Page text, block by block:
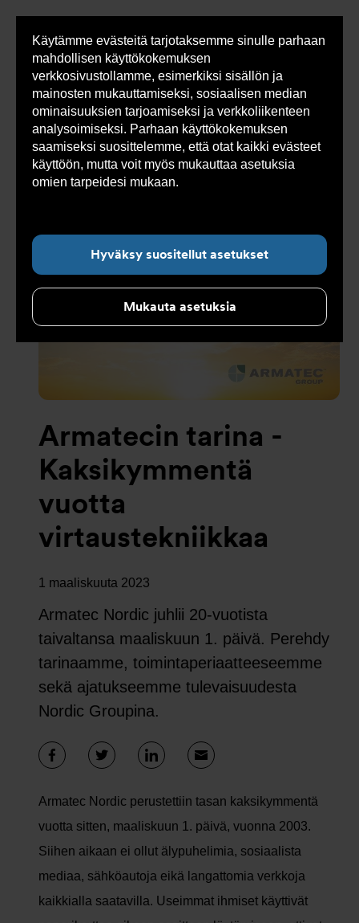
Käytämme evästeitä tarjotaksemme sinulle parhaan
mahdollisen käyttökokemuksen
verkkosivustollamme, esimerkiksi sisällön ja
mainosten mukauttamiseksi, sosiaalisen median
ominaisuuksien tarjoamiseksi ja verkkoliikenteen
analysoimiseksi. Parhaan käyttökokemuksen
saamiseksi suosittelemme, että otat kaikki evästeet
käyttöön, mutta voit myös mukauttaa asetuksia
omien tarpeidesi mukaan.
Hyväksy suositellut asetukset
Mukauta asetuksia
Olet
tässä:
Armatec > Ajankohtaista > Uutiset >
Armatecin
tarina - Kaksikymmentä vuotta virtaustekniikkaa
Alanavigointi ”Ajankohtaista”
Armatecin tarina -
Kaksikymmentä
vuotta
virtaustekniikkaa
1 maaliskuuta 2023
Armatec Nordic juhlii 20-vuotista
taivaltansa maaliskuun 1. päivä. Perehdy
tarinaamme, toimintaperiaatteeseemme
sekä ajatukseemme tulevaisuudesta
Nordic Groupina.
Armatec Nordic perustettiin tasan kaksikymmentä
vuotta sitten, maaliskuun 1. päivä, vuonna 2003.
Siihen aikaan ei ollut älypuhelimia, sosiaalista
mediaa, sähköautoja eikä langattomia verkkoja
kaikkialla saatavilla. Useimmat ihmiset käyttivät